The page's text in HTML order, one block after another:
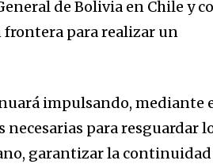
de Bolivia en Chile y
para realizar un
impulsando, mediante
para resguardar
garantizar la continuidad